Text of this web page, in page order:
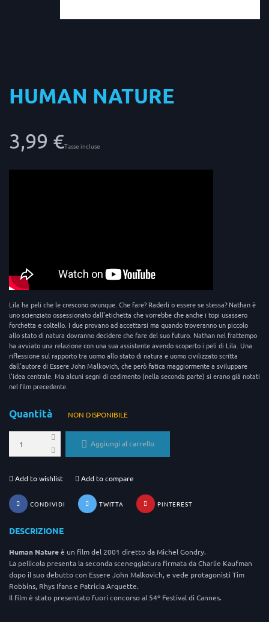
HUMAN NATURE
3,99 €Tasse incluse
Lila ha peli che le crescono ovunque. Che fare? Raderli o essere se stessa? Nathan è
uno scienziato ossessionato dall'etichetta che vorrebbe che anche i topi usassero
forchetta e coltello. I due provano ad accettarsi ma quando troveranno un piccolo
allo stato di natura dovranno decidere che fare del suo futuro. Nathan nel frattempo
ha avviato una relazione con una sua assistente avendo scoperto i peli di Lila. Una
riflessione sul rapporto tra uomo allo stato di natura e uomo civilizzato scritta
dall'autore di Essere John Malkovich, che però fatica maggiormente a sviluppare
l'idea centrale. Ma alcuni segni di cedimento (nella seconda parte) si erano già notati
nel film precedente.
Quantità NON DISPONIBILE
Aggiungi al carrello
Add to wishlist Add to compare
CONDIVIDI TWITTA PINTEREST
DESCRIZIONE
Human Natureè un film del 2001 diretto da Michel Gondry.
La pellicola presenta la seconda sceneggiatura firmata da Charlie Kaufman
dopo il suo debutto con Essere John Malkovich, e vede protagonisti Tim
Robbins, Rhys Ifans e Patricia Arquette.
Il film è stato presentato fuori concorso al 54º Festival di Cannes.